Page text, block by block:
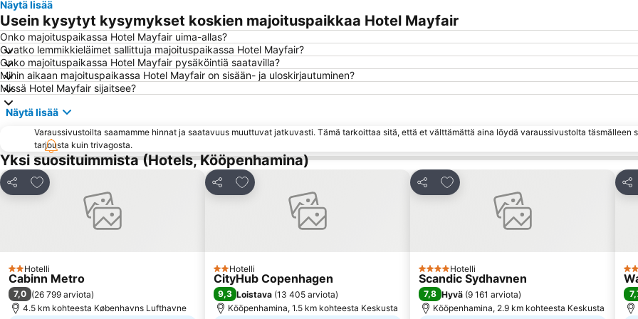
Näytä lisää
Usein kysytyt kysymykset koskien majoituspaikkaa Hotel Mayfair
Onko majoituspaikassa Hotel Mayfair uima-allas?
Ovatko lemmikkieläimet sallittuja majoituspaikassa Hotel Mayfair?
Onko majoituspaikassa Hotel Mayfair pysäköintiä saatavilla?
Mihin aikaan majoituspaikassa Hotel Mayfair on sisään- ja uloskirjautuminen?
Missä Hotel Mayfair sijaitsee?
Näytä lisää
Varaussivustoilta saamamme hinnat ja saatavuus muuttuvat jatkuvasti. Tämä tarkoittaa sitä, että et välttämättä aina löydä varaussivustolta täsmälleen
tarjousta kuin trivagosta.
Yksi suosituimmista (Hotels, Kööpenhamina)
Jaa
Lisää suosikkeihin
2 Tähtiluokitus
Hotelli
Cabinn Metro
7,0 (26 799 arviota)
4.5 km kohteesta Københavns Lufthavne
Jaa
Lisää suosikkeihin
2 Tähtiluokitus
Hotelli
CityHub Copenhagen
9,3 Loistava (13 405 arviota)
Kööpenhamina, 1.5 km kohteesta Keskusta
Jaa
Lisää suosikkeihin
4 Tähtiluokitus
Hotelli
Scandic Sydhavnen
7,8 Hyvä (9 161 arviota)
Kööpenhamina, 2.9 km kohteesta Keskusta
Jaa
3